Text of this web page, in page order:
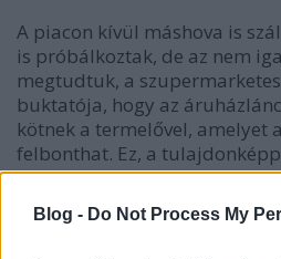
Blog - Do Not Process My
A piacon kívül máshova is
is próbálkoztak, de az nem
megtudtuk, a
buktatója, hogy az
kötnek a termelővel, amelyet
felbonthat. Ez, a
szóló szerződéskötés a
Ildikóék például a szerződés
szeptember környékén a